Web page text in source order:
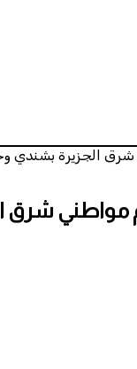
شرق الجزيرة بشندي
مواطني شرق